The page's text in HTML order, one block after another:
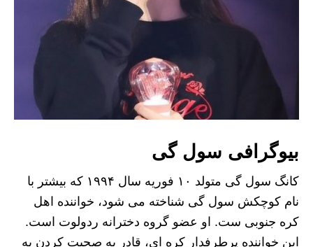
بیوگرافی سول گی
کانگ سول گی متولد ۱۰ فوریه سال ۱۹۹۴ که بیشتر با
نام کوچکش سول گی شناخته می‌ شود، خواننده اهل
کره جنوبی ست. او عضو گروه دخترانه ردولوت است.
این خواننده پرطرفدار کره ای، قادر به صحبت کردن به